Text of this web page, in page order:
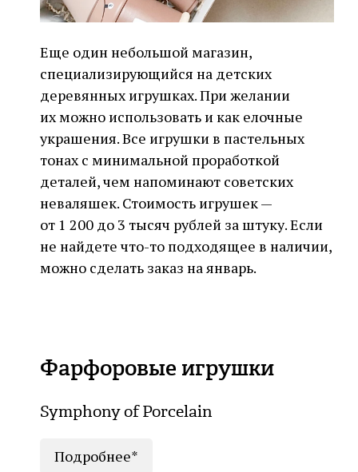
Еще один небольшой магазин,
специализирующийся на детских
деревянных игрушках. При желании
их можно использовать и как елочные
украшения. Все игрушки в пастельных
тонах с минимальной проработкой
деталей, чем напоминают советских
неваляшек. Стоимость игрушек —
от 1 200 до 3 тысяч рублей за штуку. Если
не найдете что-то подходящее в наличии,
можно сделать заказ на январь.
Фарфоровые игрушки
Symphony of Porcelain
Подробнее*